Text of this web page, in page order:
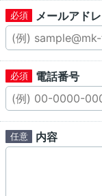
メールアド
電話番号
内容